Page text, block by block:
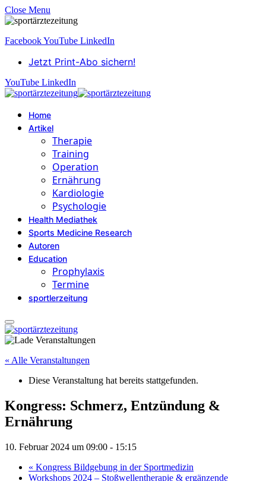
Close Menu
FacebookYouTube LinkedIn
Jetzt Print-Abo sichern!
YouTube LinkedIn
Home
Artikel
Therapie
Training
Operation
Ernährung
Kardiologie
Psychologie
Health Mediathek
Sports Medicine Research
Autoren
Education
Prophylaxis
Termine
sportlerzeitung
« Alle Veranstaltungen
Diese Veranstaltung hat bereits stattgefunden.
Kongress: Schmerz, Entzündung &
Ernährung
10. Februar 2024 um 09:00 - 15:15
« Kongress Bildgebung in der Sportmedizin
Workshops 2024 – Stoßwellentherapie & ergänzende